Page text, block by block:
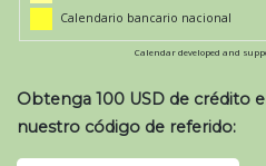
Calendario bancario nacional
Calendar developed and
Obtenga 100 USD de crédito
nuestro código de referido: